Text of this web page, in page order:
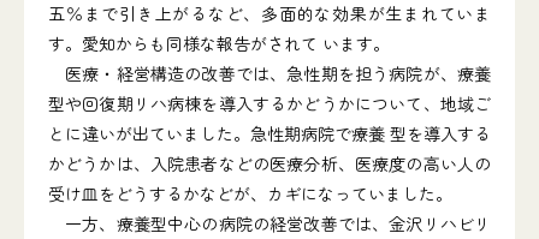
五％まで引き上がるなど、多面的な効果が生まれていま
す。愛知からも同様な報告がされて います。
医療・経営構造の改善では、急性期を担う病院が、療養
型や回復期リハ病棟を導入するかどうかについて、地域ご
とに違いが出ていました。急性期病院で療養 型を導入する
かどうかは、入院患者などの医療分析、医療度の高い人の
受け皿をどうするかなどが、カギになっていました。
一方、療養型中心の病院の経営改善では、金沢リハビリ